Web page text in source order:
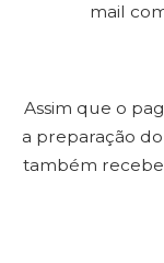
mail
Assim que o
a preparação
também